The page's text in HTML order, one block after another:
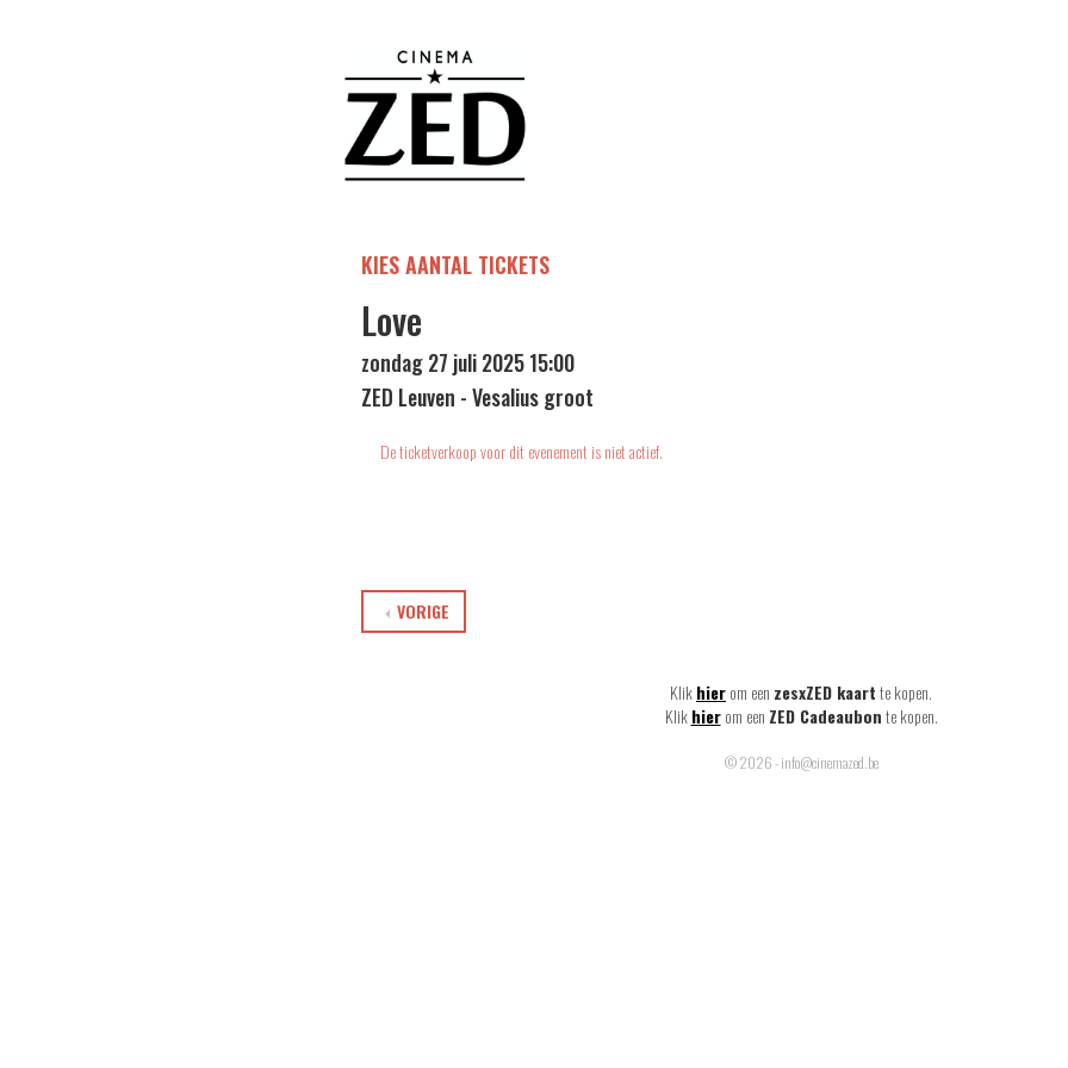
KIES AANTAL TICKETS
Love
zondag 27 juli 2025 15:00
ZED Leuven - Vesalius groot
De ticketverkoop voor dit evenement is niet actief.
VORIGE
Klikhierom een zesxZED kaartte kopen.
Klik hier om een ZED Cadeaubonte kopen.
© 2026 - info@cinemazed.be